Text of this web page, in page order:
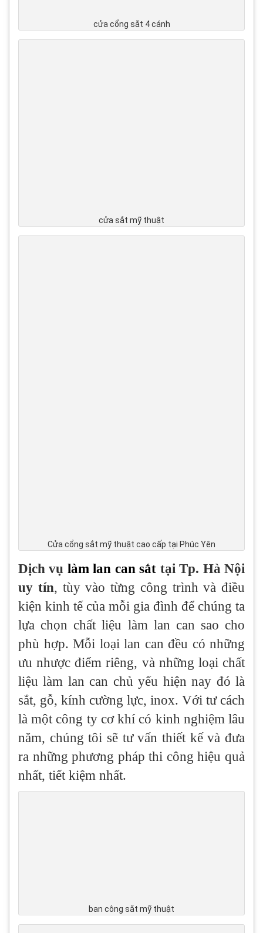
cửa cổng sắt 4 cánh
cửa sắt mỹ thuật
Cửa cổng sắt mỹ thuật cao cấp tại Phúc Yên
Dịch vụ làm lan can sắt tại Tp. Hà Nội
uy tín, tùy vào từng công trình và điều
kiện kinh tế của mỗi gia đình để chúng ta
lựa chọn chất liệu làm lan can sao cho
phù hợp. Mỗi loại lan can đều có những
ưu nhược điểm riêng, và những loại chất
liệu làm lan can chủ yếu hiện nay đó là
sắt, gỗ, kính cường lực, inox. Với tư cách
là một công ty cơ khí có kinh nghiệm lâu
năm, chúng tôi sẽ tư vấn thiết kế và đưa
ra những phương pháp thi công hiệu quả
nhất, tiết kiệm nhất.
ban công sắt mỹ thuật